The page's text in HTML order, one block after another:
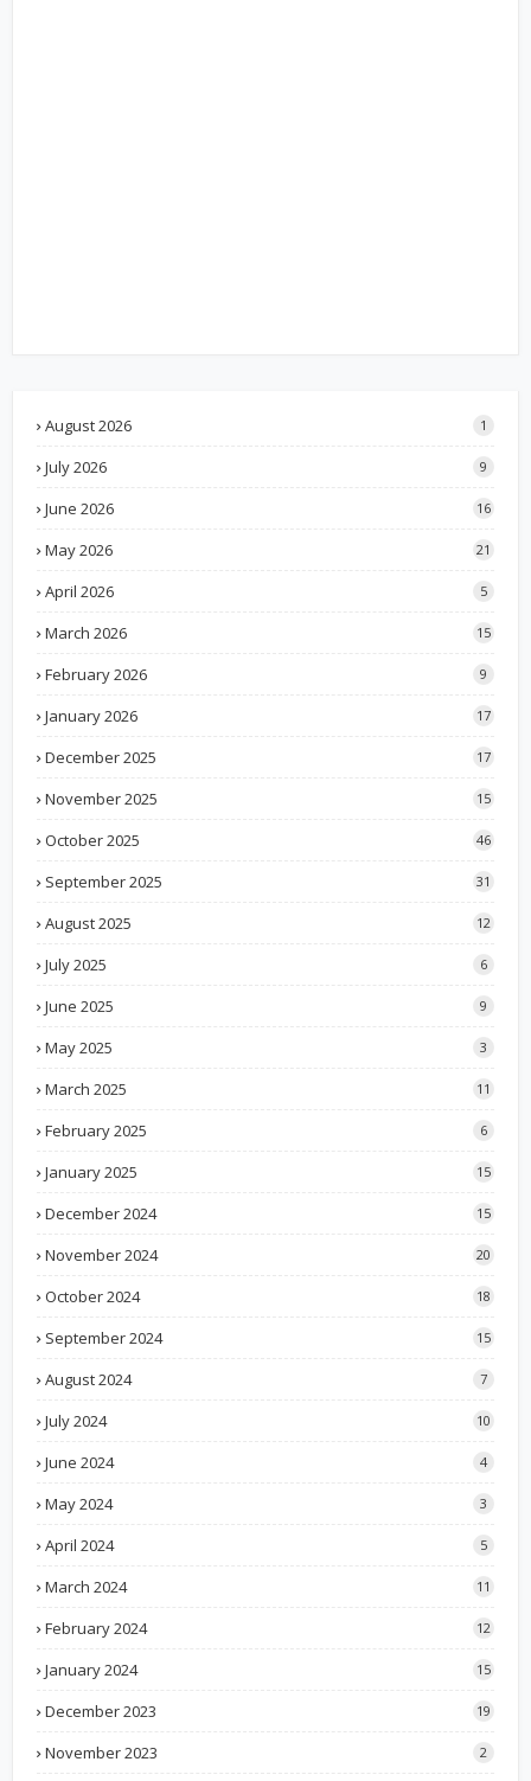
August 2026 1
July 2026 9
June 2026 16
May 2026 21
April 2026 5
March 2026 15
February 2026 9
January 2026 17
December 2025 17
November 2025 15
October 2025 46
September 2025 31
August 2025 12
July 2025 6
June 2025 9
May 2025 3
March 2025 11
February 2025 6
January 2025 15
December 2024 15
November 2024 20
October 2024 18
September 2024 15
August 2024 7
July 2024 10
June 2024 4
May 2024 3
April 2024 5
March 2024 11
February 2024 12
January 2024 15
December 2023 19
November 2023 2